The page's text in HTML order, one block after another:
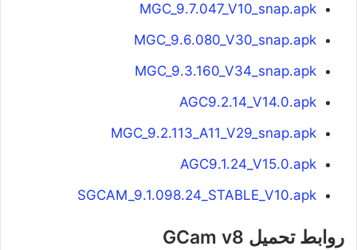
MGC_9.7.047_V10_snap.apk
MGC_9.6.080_V30_snap.apk
MGC_9.3.160_V34_snap.apk
AGC9.2.14_V14.0.apk
MGC_9.2.113_A11_V29_snap.apk
AGC9.1.24_V15.0.apk
SGCAM_9.1.098.24_STABLE_V10.apk
روابط تحميل GCam v8